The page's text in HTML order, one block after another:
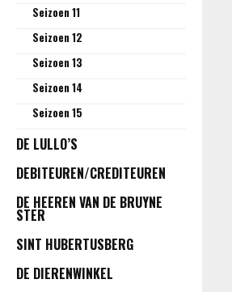
Seizoen 11
Seizoen 12
Seizoen 13
Seizoen 14
Seizoen 15
DE LULLO’S
DEBITEUREN/CREDITEUREN
DE HEEREN VAN DE BRUYNE
STER
SINT HUBERTUSBERG
DE DIERENWINKEL